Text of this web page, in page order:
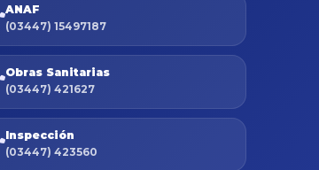
ANAF
(03447) 15497187
Obras Sanitarias
(03447) 421627
Inspección
(03447) 423560